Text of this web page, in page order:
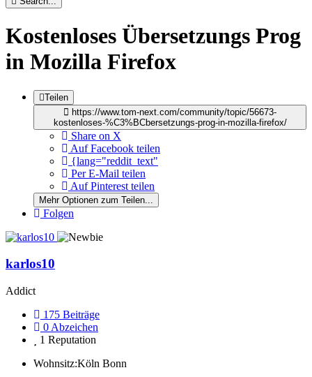
Kostenloses Übersetzungs Prog
in Mozilla Firefox
Teilen
https://www.tom-next.com/community/topic/56673-
kostenloses-%C3%BCbersetzungs-prog-in-mozilla-firefox/
Share on X
Auf Facebook teilen
{lang="reddit_text"
Per E-Mail teilen
Auf Pinterest teilen
Mehr Optionen zum Teilen...
Folgen
karlos10
Addict
175 Beiträge
0 Abzeichen
1 Reputation
Wohnsitz:Köln Bonn